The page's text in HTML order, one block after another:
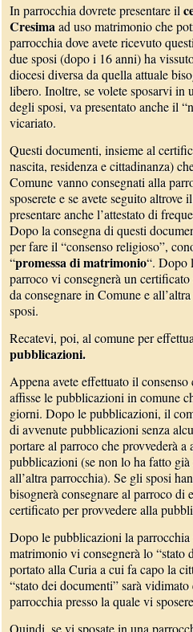
In parrocchia dovrete presentare il
Cresimaad uso matrimonio che
parrocchia dove avete ricevuto
due sposi (dopo i 16 anni) ha
diocesi diversa da quella attuale
libero. Inoltre, se volete sposarvi in
degli sposi, va presentato anche il
vicariato.
Questi documenti, insieme al
nascita, residenza e cittadinanza)
Comune vanno consegnati alla
sposerete e se avete seguito
presentare anche l’attestato di
Dopo la consegna di questi
per fare il “consenso religioso”,
“promessa di matrimonio“. Dopo
parroco vi consegnerà un
da consegnare in Comune e
sposi.
Recatevi, poi, al comune per
pubblicazioni.
Appena avete effettuato il
affisse le pubblicazioni in comune
giorni. Dopo le pubblicazioni, il
di avvenute pubblicazioni senza
portare al parroco che provvederà a
pubblicazioni (se non lo ha fatto
all’altra parrocchia). Se gli sposi
bisognerà consegnare al parroco di
certificato per provvedere alla
Dopo le pubblicazioni la parrocchia
matrimonio vi consegnerà lo “stato
portato alla Curia a cui fa capo la
“stato dei documenti” sarà vidimato
parrocchia presso la quale vi
Quindi, se vi sposate in una